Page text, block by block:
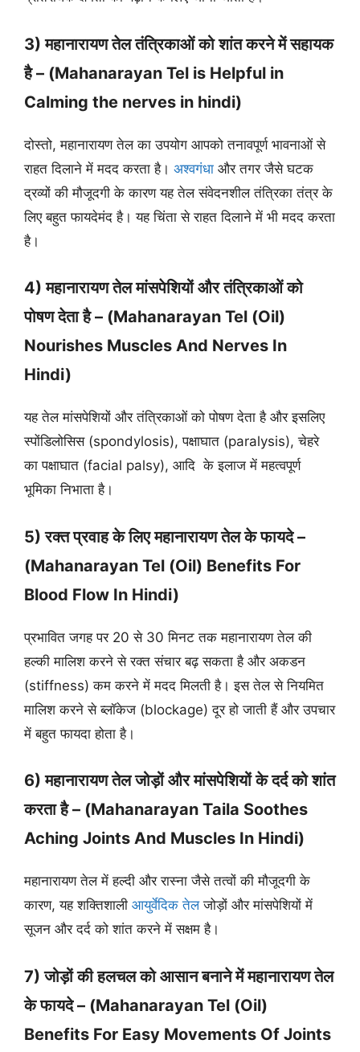
3) महानारायण तेल तंत्रिकाओं को शांत करने में सहायक
है – (Mahanarayan Tel is Helpful in
Calming the nerves in hindi)
दोस्तो, महानारायण तेल का उपयोग आपको तनावपूर्ण भावनाओं से
राहत दिलाने में मदद करता है। अश्वगंधा और तगर जैसे घटक
द्रव्यों की मौजूदगी के कारण यह तेल संवेदनशील तंत्रिका तंत्र के
लिए बहुत फायदेमंद है। यह चिंता से राहत दिलाने में भी मदद करता
है।
4) महानारायण तेल मांसपेशियों और तंत्रिकाओं को
पोषण देता है – (Mahanarayan Tel (Oil)
Nourishes Muscles And Nerves In
Hindi)
यह तेल मांसपेशियों और तंत्रिकाओं को पोषण देता है और इसलिए
स्पोंडिलोसिस (spondylosis), पक्षाघात (paralysis), चेहरे
का पक्षाघात (facial palsy), आदि के इलाज में महत्वपूर्ण
भूमिका निभाता है।
5) रक्त प्रवाह के लिए महानारायण तेल के फायदे –
(Mahanarayan Tel (Oil) Benefits For
Blood Flow In Hindi)
प्रभावित जगह पर 20 से 30 मिनट तक महानारायण तेल की
हल्की मालिश करने से रक्त संचार बढ़ सकता है और अकडन
(stiffness) कम करने में मदद मिलती है। इस तेल से नियमित
मालिश करने से ब्लॉकेज (blockage) दूर हो जाती हैं और उपचार
में बहुत फायदा होता है।
6) महानारायण तेल जोड़ों और मांसपेशियों के दर्द को शांत
करता है – (Mahanarayan Taila Soothes
Aching Joints And Muscles In Hindi)
महानारायण तेल में हल्दी और रास्ना जैसे तत्वों की मौजूदगी के
कारण, यह शक्तिशाली आयुर्वेदिक तेलजोड़ों और मांसपेशियों में
सूजन और दर्द को शांत करने में सक्षम है।
7) जोड़ों की हलचल को आसान बनाने में महानारायण तेल
के फायदे – (Mahanarayan Tel (Oil)
Benefits For Easy Movements Of Joints